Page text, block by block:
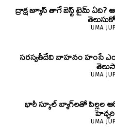
ద్రాక్ష జ్యూస్ తాగే బెస్ట్ టైమ్
UMA
సరస్వతీదేవి వాహనం హంసే
UMA
భారీ స్కూల్ బ్యాగ్‌లతో పిల్లల
UMA